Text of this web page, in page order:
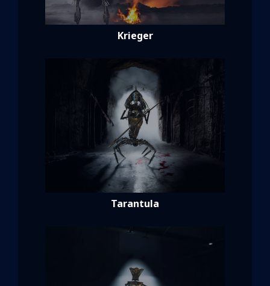
Krieger
Tarantula